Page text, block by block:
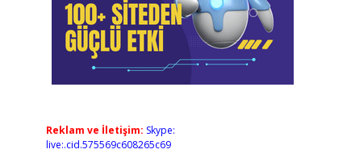
Reklam ve İletişim: Skype:
live:.cid.575569c608265c69